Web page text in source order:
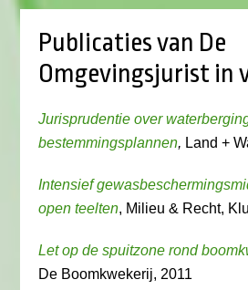
Publicaties van De
Omgevingsjurist in
Jurisprudentie over
bestemmingsplannen, Land +
Intensief
open teelten, Milieu & Recht,
Let op de spuitzone rond
De Boomkwekerij, 2011